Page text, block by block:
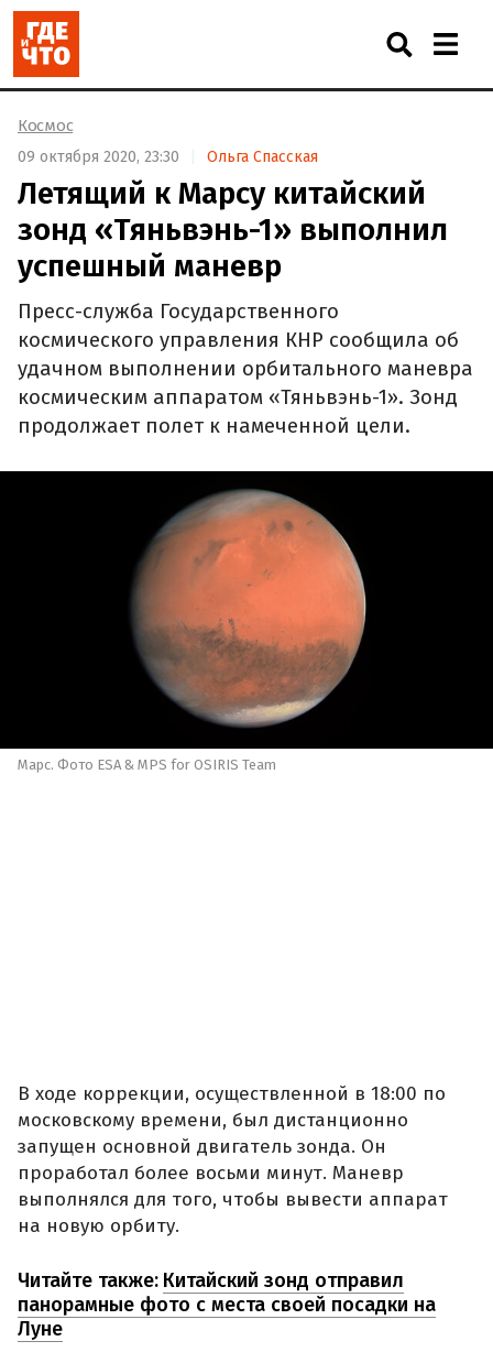
Космос
09 октября 2020, 23:30 Ольга Спасская
Летящий к Марсу китайский
зонд «Тяньвэнь-1» выполнил
успешный маневр
Пресс-служба Государственного
космического управления КНР сообщила об
удачном выполнении орбитального маневра
космическим аппаратом «Тяньвэнь-1». Зонд
продолжает полет к намеченной цели.
Марс. Фото ESA & MPS for OSIRIS Team
В ходе коррекции, осуществленной в 18:00 по
московскому времени, был дистанционно
запущен основной двигатель зонда. Он
проработал более восьми минут. Маневр
выполнялся для того, чтобы вывести аппарат
на новую орбиту.
Читайте также: Китайский зонд отправил
панорамные фото с места своей посадки на
Луне